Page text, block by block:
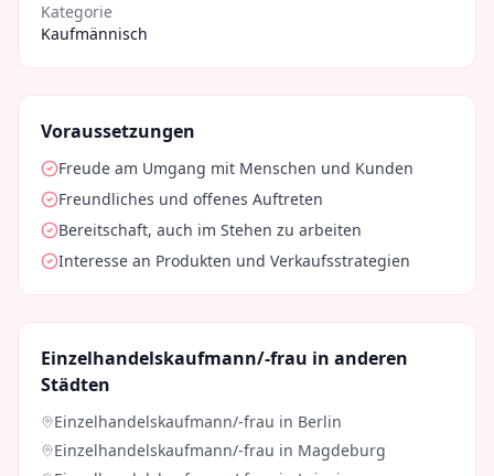
Kategorie
Kaufmännisch
Voraussetzungen
Freude am Umgang mit Menschen und Kunden
Freundliches und offenes Auftreten
Bereitschaft, auch im Stehen zu arbeiten
Interesse an Produkten und Verkaufsstrategien
Einzelhandelskaufmann/-frau in anderen
Städten
Einzelhandelskaufmann/-frau in Berlin
Einzelhandelskaufmann/-frau in Magdeburg